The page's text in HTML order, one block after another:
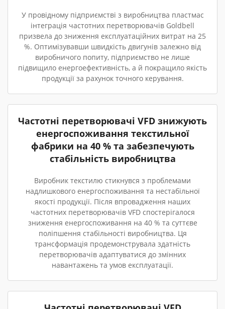
У провідному підприємстві з виробництва пластмас
інтеграція частотних перетворювачів Goldbell
призвела до зниження експлуатаційних витрат на 25
%. Оптимізувавши швидкість двигунів залежно від
виробничого попиту, підприємство не лише
підвищило енергоефективність, а й покращило якість
продукції за рахунок точного керування.
Частотні перетворювачі VFD знижують
енергоспоживання текстильної
фабрики на 40 % та забезпечують
стабільність виробництва
Виробник текстилю стикнувся з проблемами
надлишкового енергоспоживання та нестабільної
якості продукції. Після впровадження наших
частотних перетворювачів VFD спостерігалося
зниження енергоспоживання на 40 % та суттєве
поліпшення стабільності виробництва. Ця
трансформація продемонструвала здатність
перетворювачів адаптуватися до змінних
навантажень та умов експлуатації.